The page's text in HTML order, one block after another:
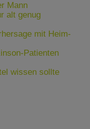
Mann
alt genug
mit Heim-
Patienten
wissen sollte